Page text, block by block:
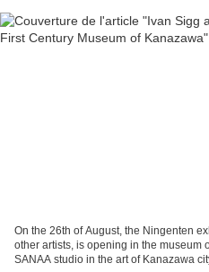
On the 26th of August, the Ningenten
other artists, is opening in the museum
SANAA studio in the art of Kanazawa